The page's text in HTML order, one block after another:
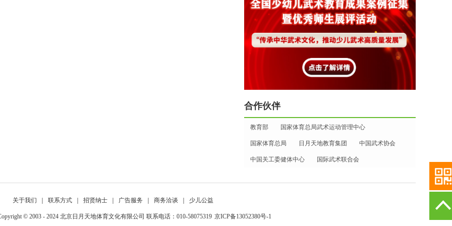
合作伙伴
教育部 国家体育总局武术运动管理中心
国家体育总局 日月天地教育集团 中国武术协会
中国关工委健体中心 国际武术联合会
关于我们 联系方式 招贤纳士 广告服务 商务洽谈 少儿公益
© 2003 - 2024 北京日月天地体育文化有限公司 联系电话：010-58075319 京ICP备13052380号-1